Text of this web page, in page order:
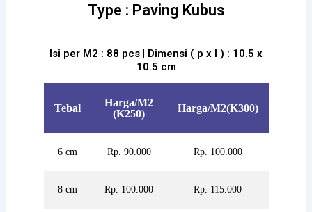
Type : Paving Kubus
Isi per M2 : 88 pcs | Dimensi ( p x l ) : 10.5 x
10.5 cm
Tebal
Harga/M2
(K250)
Harga/M2(K300)
6 cm Rp. 90.000 Rp. 100.000
8 cm Rp. 100.000 Rp. 115.000